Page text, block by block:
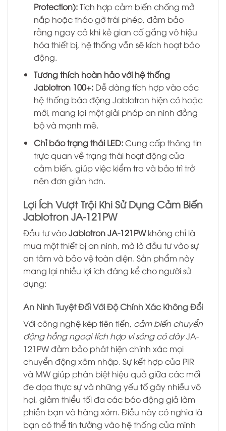
Protection):Tích hợp cảm biến chống mở
nắp hoặc tháo gỡ trái phép, đảm bảo
rằng ngay cả khi kẻ gian cố gắng vô hiệu
hóa thiết bị, hệ thống vẫn sẽ kích hoạt báo
động.
Tương thích hoàn hảo với hệ thống
Jablotron 100+:Dễ dàng tích hợp vào các
hệ thống báo động Jablotron hiện có hoặc
mới, mang lại một giải pháp an ninh đồng
bộ và mạnh mẽ.
Chỉ báo trạng thái LED:Cung cấp thông tin
trực quan về trạng thái hoạt động của
cảm biến, giúp việc kiểm tra và bảo trì trở
nên đơn giản hơn.
Lợi Ích Vượt Trội Khi Sử Dụng Cảm Biến
Jablotron JA-121PW
Đầu tư vàoJablotron JA-121PWkhông chỉ là
mua một thiết bị an ninh, mà là đầu tư vào sự
an tâm và bảo vệ toàn diện. Sản phẩm này
mang lại nhiều lợi ích đáng kể cho người sử
dụng:
An Ninh Tuyệt Đối Với Độ Chính Xác Không Đổi
Với công nghệ kép tiên tiến, cảm biến chuyển
động hồng ngoại tích hợp vi sóng có dâyJA-
121PW đảm bảo phát hiện chính xác mọi
chuyển động xâm nhập. Sự kết hợp của PIR
và MW giúp phân biệt hiệu quả giữa các mối
đe dọa thực sự và những yếu tố gây nhiễu vô
hại, giảm thiểu tối đa các báo động giả làm
phiền bạn và hàng xóm. Điều này có nghĩa là
bạn có thể tin tưởng vào hệ thống của mình